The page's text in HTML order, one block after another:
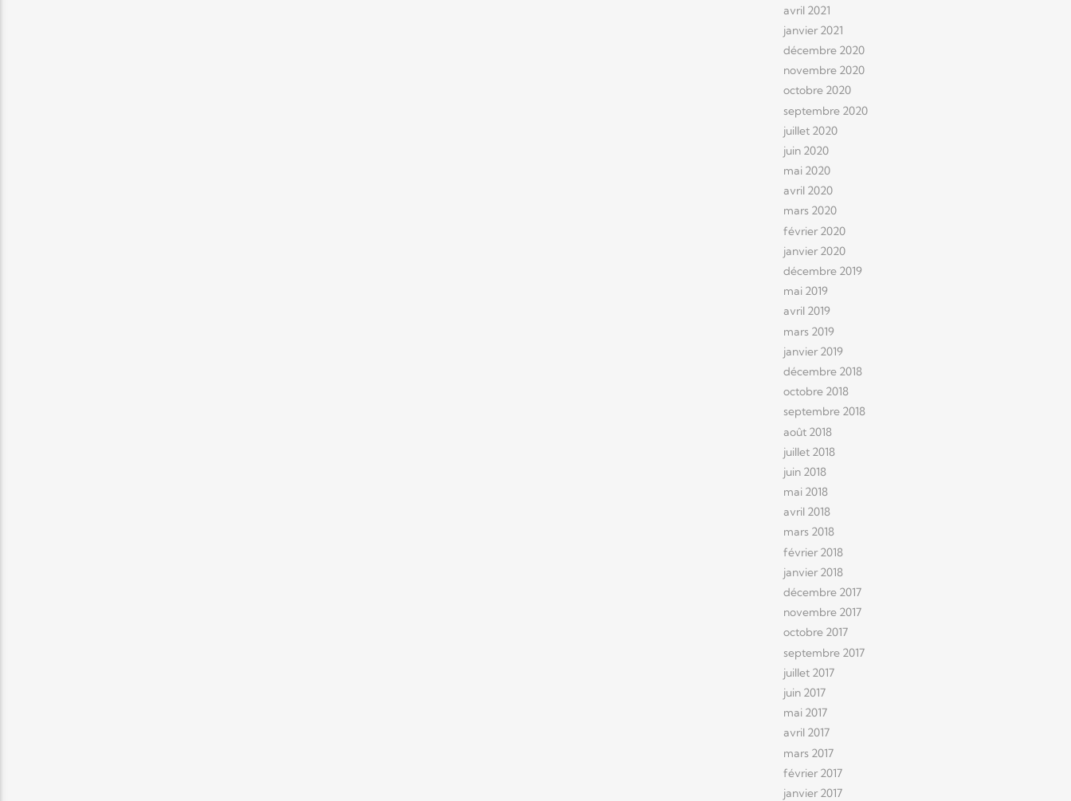
avril 2021
janvier 2021
décembre 2020
novembre 2020
octobre 2020
septembre 2020
juillet 2020
juin 2020
mai 2020
avril 2020
mars 2020
février 2020
janvier 2020
décembre 2019
mai 2019
avril 2019
mars 2019
janvier 2019
décembre 2018
octobre 2018
septembre 2018
août 2018
juillet 2018
juin 2018
mai 2018
avril 2018
mars 2018
février 2018
janvier 2018
décembre 2017
novembre 2017
octobre 2017
septembre 2017
juillet 2017
juin 2017
mai 2017
avril 2017
mars 2017
février 2017
janvier 2017